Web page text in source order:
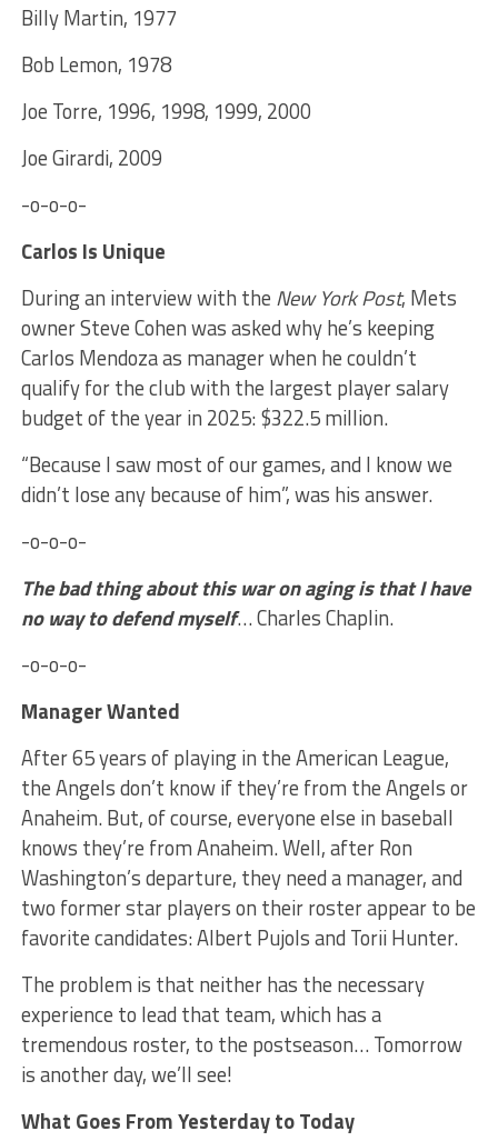
Billy Martin, 1977
Bob Lemon, 1978
Joe Torre, 1996, 1998, 1999, 2000
Joe Girardi, 2009
-o-o-o-
Carlos Is Unique
During an interview with the New York Post, Mets
owner Steve Cohen was asked why he’s keeping
Carlos Mendoza as manager when he couldn’t
qualify for the club with the largest player salary
budget of the year in 2025: $322.5 million.
“Because I saw most of our games, and I know we
didn’t lose any because of him”, was his answer.
-o-o-o-
The bad thing about this war on aging is that I have
no way to defend myself… Charles Chaplin.
-o-o-o-
Manager Wanted
After 65 years of playing in the American League,
the Angels don’t know if they’re from the Angels or
Anaheim. But, of course, everyone else in baseball
knows they’re from Anaheim. Well, after Ron
Washington’s departure, they need a manager, and
two former star players on their roster appear to be
favorite candidates: Albert Pujols and Torii Hunter.
The problem is that neither has the necessary
experience to lead that team, which has a
tremendous roster, to the postseason… Tomorrow
is another day, we’ll see!
What Goes From Yesterday to Today